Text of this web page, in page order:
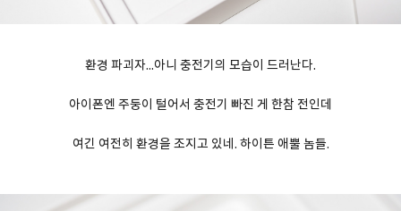
환경 파괴자...아니 충전기의 모습이 드러난다.
아이폰엔 주둥이 털어서 충전기 빠진 게 한참 전인데
여긴 여전히 환경을 조지고 있네. 하이튼 애뿔 놈들.